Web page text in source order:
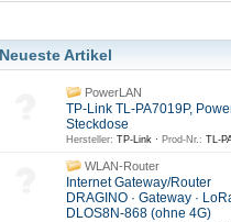
Neueste Artikel
PowerLAN
TP-Link TL-PA7019P,
Steckdose
Hersteller: TP-Link · Prod-Nr.: TL-
WLAN-Router
Internet Gateway/Router
DRAGINO · Gateway ·
DLOS8N-868 (ohne 4G)